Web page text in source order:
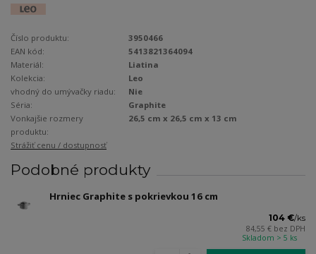
Číslo produktu:
3950466
EAN kód:
5413821364094
Materiál:
Liatina
Kolekcia:
Leo
vhodný do umývačky riadu:
Nie
Séria:
Graphite
Vonkajšie rozmery
produktu:
26,5 cm x 26,5 cm x 13 cm
Strážiť cenu / dostupnosť
Podobné produkty
Hrniec Graphite s pokrievkou 16 cm
104 €/ks
84,55 € bez DPH
Skladom > 5 ks